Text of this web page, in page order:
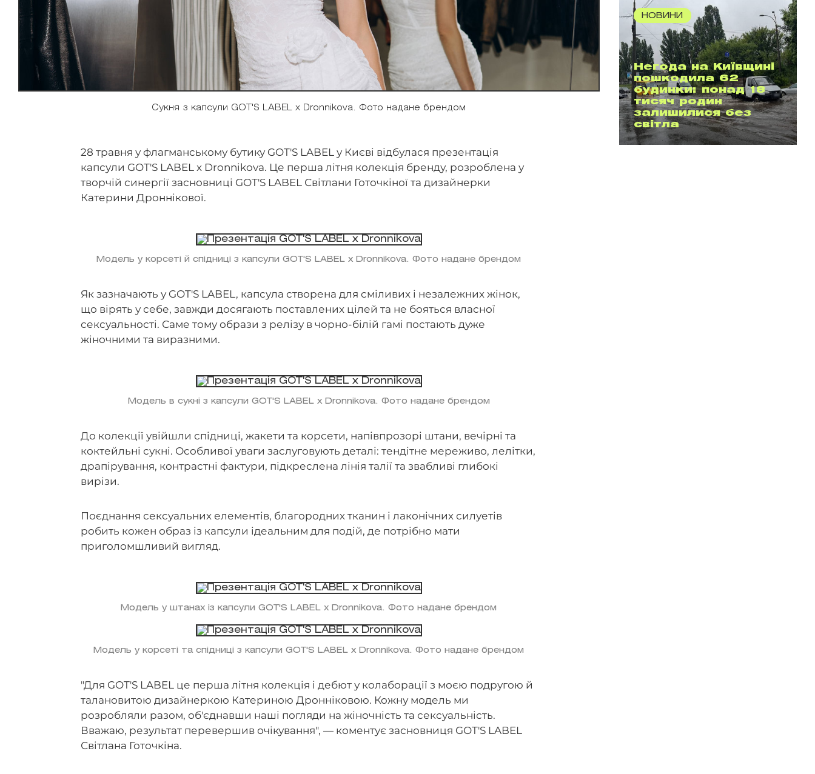
Сукня з капсули GOT'S LABEL x Dronnikova. Фото надане брендом
28 травня у флагманському бутику GOT'S LABEL у Києві відбулася презентація
капсули GOT'S LABEL x Dronnikova. Це перша літня колекція бренду, розроблена у
творчій синергії засновниці GOT'S LABEL Світлани Готочкіної та дизайнерки
Катерини Дроннікової.
Модель у корсеті й спідниці з капсули GOT'S LABEL x Dronnikova. Фото надане брендом
Як зазначають у GOT'S LABEL, капсула створена для сміливих і незалежних жінок,
що вірять у себе, завжди досягають поставлених цілей та не бояться власної
сексуальності. Саме тому образи з релізу в чорно-білій гамі постають дуже
жіночними та виразними.
Модель в сукні з капсули GOT'S LABEL x Dronnikova. Фото надане брендом
До колекції увійшли спідниці, жакети та корсети, напівпрозорі штани, вечірні та
коктейльні сукні. Особливої уваги заслуговують деталі: тендітне мереживо, лелітки,
драпірування, контрастні фактури, підкреслена лінія талії та звабливі глибокі
вирізи.
Поєднання сексуальних елементів, благородних тканин і лаконічних силуетів
робить кожен образ із капсули ідеальним для подій, де потрібно мати
приголомшливий вигляд.
Модель у штанах із капсули GOT'S LABEL x Dronnikova. Фото надане брендом
Модель у корсеті та спідниці з капсули GOT'S LABEL x Dronnikova. Фото надане брендом
"Для GOT'S LABEL це перша літня колекція і дебют у колаборації з моєю подругою й
талановитою дизайнеркою Катериною Дронніковою. Кожну модель ми
розробляли разом, об'єднавши наші погляди на жіночність та сексуальність.
Вважаю, результат перевершив очікування", — коментує засновниця GOT'S LABEL
Світлана Готочкіна.
НОВИНИ
Негода на Київщині
пошкодила 62
будинки: понад 18
тисяч родин
залишилися без
світла